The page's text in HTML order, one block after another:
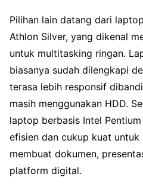
Pilihan lain datang dari
Athlon Silver, yang dikenal
untuk multitasking ringan.
biasanya sudah dilengkapi
terasa lebih responsif
masih menggunakan HDD.
laptop berbasis Intel
efisien dan cukup kuat
membuat dokumen,
platform digital.